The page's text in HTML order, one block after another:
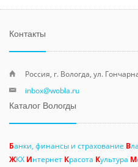
Контакты
Россия, г. Вологда, ул.
inbox@wobla.ru
Каталог Вологды
Банки, финансы и страхование В
ЖКХ Интернет Красота Культура М